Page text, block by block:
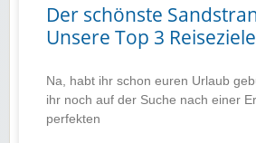
Der schönste
Unsere Top 3
Na, habt ihr schon euren Urlaub
ihr noch auf der Suche nach einer
perfekten